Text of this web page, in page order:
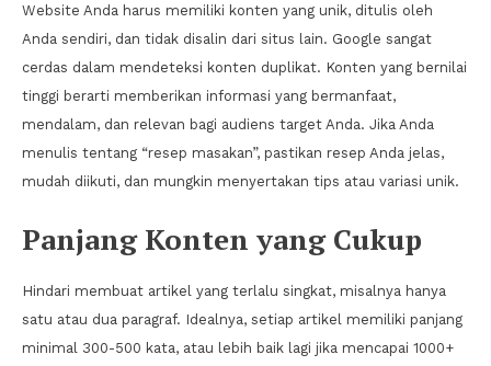
Website Anda harus memiliki konten yang unik, ditulis oleh
Anda sendiri, dan tidak disalin dari situs lain. Google sangat
cerdas dalam mendeteksi konten duplikat. Konten yang bernilai
tinggi berarti memberikan informasi yang bermanfaat,
mendalam, dan relevan bagi audiens target Anda. Jika Anda
menulis tentang “resep masakan”, pastikan resep Anda jelas,
mudah diikuti, dan mungkin menyertakan tips atau variasi unik.
Panjang Konten yang Cukup
Hindari membuat artikel yang terlalu singkat, misalnya hanya
satu atau dua paragraf. Idealnya, setiap artikel memiliki panjang
minimal 300-500 kata, atau lebih baik lagi jika mencapai 1000+